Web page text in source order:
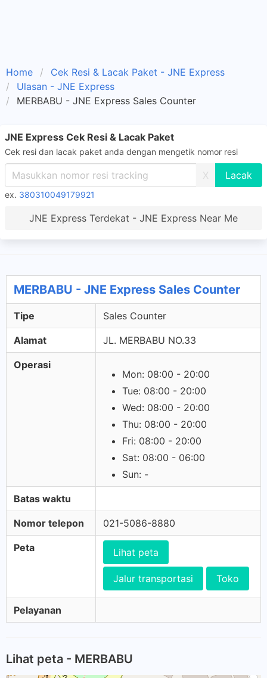
Home
Cek Resi & Lacak Paket - JNE Express
Ulasan - JNE Express
MERBABU - JNE Express Sales Counter
JNE Express Cek Resi & Lacak Paket
Cek resi dan lacak paket anda dengan mengetik nomor resi
X
ex. 380310049179921
JNE Express Terdekat - JNE Express Near Me
MERBABU - JNE Express Sales Counter
Tipe Sales Counter
Alamat JL. MERBABU NO.33
Operasi
Mon: 08:00 - 20:00
Tue: 08:00 - 20:00
Wed: 08:00 - 20:00
Thu: 08:00 - 20:00
Fri: 08:00 - 20:00
Sat: 08:00 - 06:00
Sun: -
Batas waktu
Nomor telepon 021-5086-8880
Peta Lihat peta
Jalur transportasi Toko
Pelayanan
Lihat peta - MERBABU